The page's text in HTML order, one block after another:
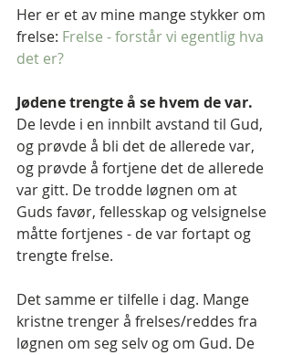
Her er et av mine mange stykker om
frelse: Frelse - forstår vi egentlig hva
det er?
Jødene trengte å se hvem de var.
De levde i en innbilt avstand til Gud,
og prøvde å bli det de allerede var,
og prøvde å fortjene det de allerede
var gitt. De trodde løgnen om at
Guds favør, fellesskap og velsignelse
måtte fortjenes - de var fortapt og
trengte frelse.
Det samme er tilfelle i dag. Mange
kristne trenger å frelses/reddes fra
løgnen om seg selv og om Gud. De